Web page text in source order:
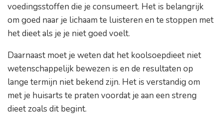
voedingsstoffen die je consumeert. Het is belangrijk
om goed naar je lichaam te luisteren en te stoppen met
het dieet als je je niet goed voelt.
Daarnaast moet je weten dat het koolsoepdieet niet
wetenschappelijk bewezen is en de resultaten op
lange termijn niet bekend zijn. Het is verstandig om
met je huisarts te praten voordat je aan een streng
dieet zoals dit begint.